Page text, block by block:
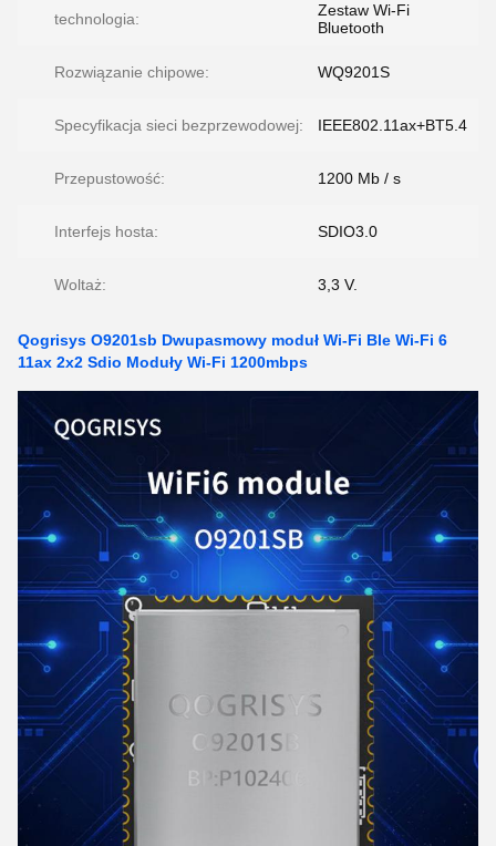
technologia:
Zestaw Wi-Fi
Bluetooth
Rozwiązanie chipowe: WQ9201S
Specyfikacja sieci bezprzewodowej: IEEE802.11ax+BT5.4
Przepustowość: 1200 Mb / s
Interfejs hosta: SDIO3.0
Woltaż: 3,3 V.
Qogrisys O9201sb Dwupasmowy moduł Wi-Fi Ble Wi-Fi 6
11ax 2x2 Sdio Moduły Wi-Fi 1200mbps